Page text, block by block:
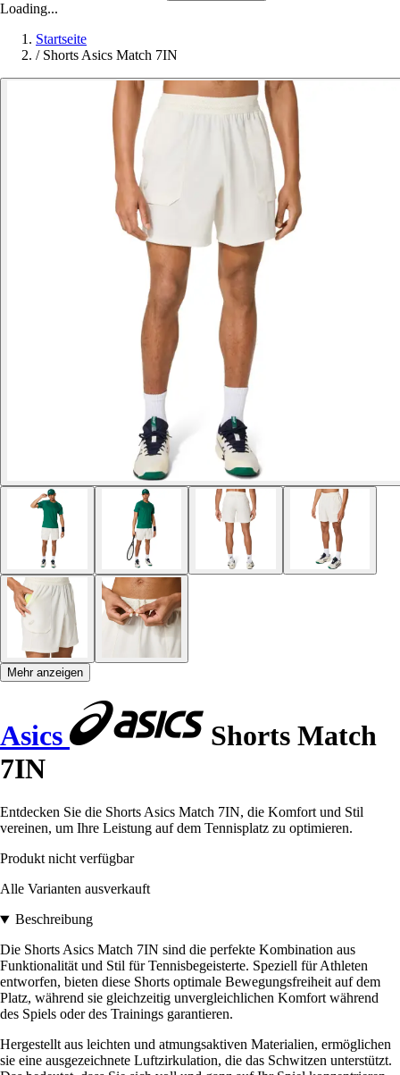
Loading...
Startseite
/ Shorts Asics Match 7IN
Mehr anzeigen
Asics
Shorts Match
7IN
Entdecken Sie die Shorts Asics Match 7IN, die Komfort und Stil
vereinen, um Ihre Leistung auf dem Tennisplatz zu optimieren.
Produkt nicht verfügbar
Alle Varianten ausverkauft
Beschreibung
Die Shorts Asics Match 7IN sind die perfekte Kombination aus
Funktionalität und Stil für Tennisbegeisterte. Speziell für Athleten
entworfen, bieten diese Shorts optimale Bewegungsfreiheit auf dem
Platz, während sie gleichzeitig unvergleichlichen Komfort während
des Spiels oder des Trainings garantieren.
Hergestellt aus leichten und atmungsaktiven Materialien, ermöglichen
sie eine ausgezeichnete Luftzirkulation, die das Schwitzen unterstützt.